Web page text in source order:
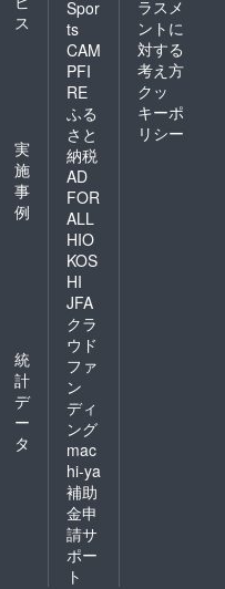
ス
実
施
事
例
統
計
デ
ー
タ
Spor
ts
CAM
PFI
RE
ふる
さと
納税
AD
FOR
ALL
HIO
KOS
HI
JFA
クラ
ウド
ファ
ン
ディ
ング
mac
hi-ya
補助
金申
請サ
ポー
ト
ラスメ
ントに
対する
考え方
クッ
キーポ
リシー